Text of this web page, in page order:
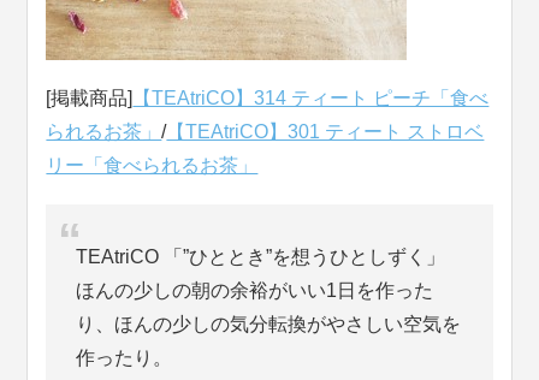
[掲載商品]
【TEAtriCO】314 ティート ピーチ「食べ
られるお茶」/【TEAtriCO】301 ティート ストロベ
リー「食べられるお茶」
TEAtriCO 「”ひととき”を想うひとしずく」
ほんの少しの朝の余裕がいい1日を作った
り、ほんの少しの気分転換がやさしい空気を
作ったり。